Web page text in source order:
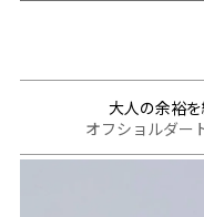
大人の余裕
オフショルダー